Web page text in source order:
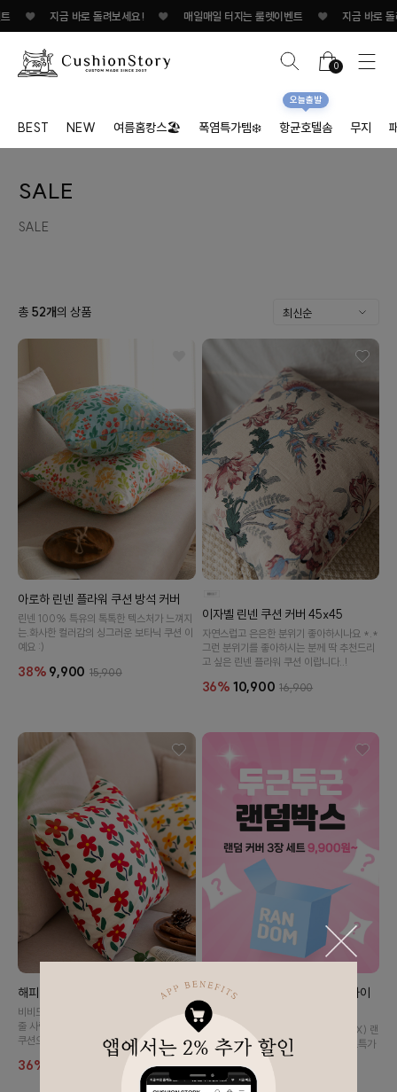
지금 바로 돌려보세요! ♥ 매일매일 터지는 룰렛이벤트 지금 바로 돌
0
BEST NEW 여름홈캉스🏖 폭염특가템❄️ 항균호텔솜
오늘출발
무지
SALE
SALE
총 52개의 상품
아로하 린넨 플라워 쿠션 방석 커버
린넨 100% 특유의 톡톡한 텍스처가 느껴지
는.화사한 컬러감의 싱그러운 보타닉 쿠션 이
예요 :)
38% 9,900 15,900
이자벨 린넨 쿠션 커버 45x45
자연스럽고 은은한 분위기 좋아하시나요 *.*
그런 분위기를 좋아하시는 분께 딱 추천드리
고 싶은 린넨 플라워 쿠션 이랍니다..!
36% 10,900 16,900
해피 플라워 쿠션 방석 커버 (2color)
비비드한 색감으로 거실을 화사하게 만들어
줄 사랑스러운 플라워 쿠션입니다~ 포인트
쿠션으로도 추천드려요 :)
36%
커버 3장 랜덤박스 (40,45,50사이
즈)
(적립금,쿠폰 적용불가,교환/반품/환불X) 랜
덤으로 커버 3장을 가져가실 수 있는 초특가
찬스를 놓치지 마세요!
78%9,900